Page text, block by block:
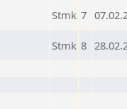
Stmk 7
Stmk 8